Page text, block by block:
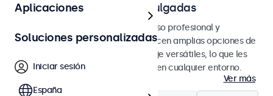
Monitores VGA de 7 a 32 pulgadas
Monitores VGA diseñados para un uso profesional y
continuo. Estos monitores VGA ofrecen amplias opciones de
configuración y opciones de montaje versátiles, lo que les
permite integrarse perfectamente en cualquier entorno.
Ver más
Aplicaciones
Soluciones personalizadas
Iniciar sesión
España